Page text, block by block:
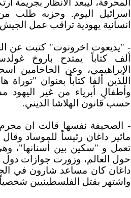
اسرائيل اليوم. وحزبه طلب
انسانية يهودية تراقب عمل
- "يديعوت اخرونوت" كتبت عن
ألف كتاباً يمتدح باروخ
الإبراهيمي، وعن الحاخامين
اللذين ألفا كتاباً بعنوان
وأطفالٍ أبرياء من غير
حسب قانون الهلاشا الديني.
- الصحيفة نفسها قالت ان
مائير داغان رئيساً للموساد وقال
تعمل و "سكين بين أسنانها"،
حول العالم، وزورت جوازات دول
داغان كان مساعد شارون في
واشتهر بقتل الفلسطينيين